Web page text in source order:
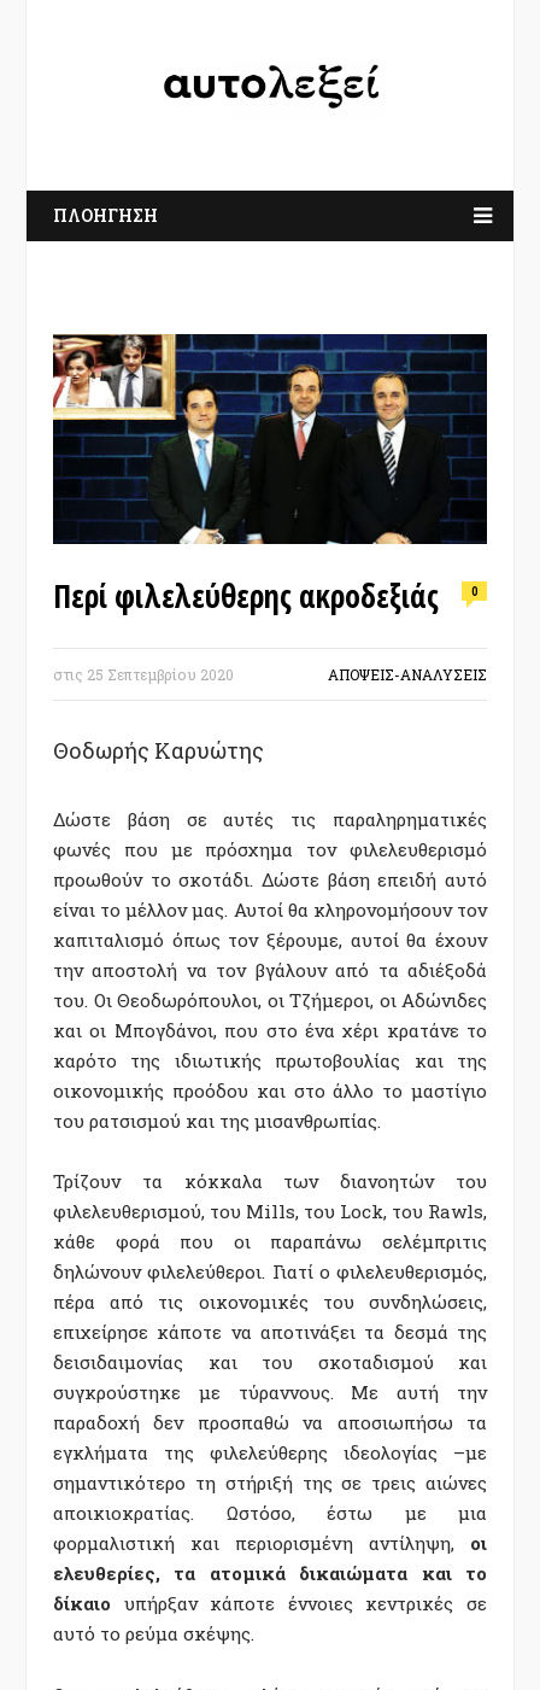
ΠΛΟΗΓΗΣΗ
Περί φιλελεύθερης ακροδεξιάς 0
στις 25 Σεπτεμβρίου 2020 ΑΠΟΨΕΙΣ-ΑΝΑΛΥΣΕΙΣ
Θοδωρής Καρυώτης
Δώστε βάση σε αυτές τις παραληρηματικές
φωνές που με πρόσχημα τον φιλελευθερισμό
προωθούν το σκοτάδι. Δώστε βάση επειδή αυτό
είναι το μέλλον μας. Αυτοί θα κληρονομήσουν τον
καπιταλισμό όπως τον ξέρουμε, αυτοί θα έχουν
την αποστολή να τον βγάλουν από τα αδιέξοδά
του. Οι Θεοδωρόπουλοι, οι Τζήμεροι, οι Αδώνιδες
και οι Μπογδάνοι, που στο ένα χέρι κρατάνε το
καρότο της ιδιωτικής πρωτοβουλίας και της
οικονομικής προόδου και στο άλλο το μαστίγιο
του ρατσισμού και της μισανθρωπίας.
Τρίζουν τα κόκκαλα των διανοητών του
φιλελευθερισμού, του Mills, του Lock, του Rawls,
κάθε φορά που οι παραπάνω σελέμπριτις
δηλώνουν φιλελεύθεροι. Γιατί ο φιλελευθερισμός,
πέρα από τις οικονομικές του συνδηλώσεις,
επιχείρησε κάποτε να αποτινάξει τα δεσμά της
δεισιδαιμονίας και του σκοταδισμού και
συγκρούστηκε με τύραννους. Με αυτή την
παραδοχή δεν προσπαθώ να αποσιωπήσω τα
εγκλήματα της φιλελεύθερης ιδεολογίας –με
σημαντικότερο τη στήριξή της σε τρεις αιώνες
αποικιοκρατίας. Ωστόσο, έστω με μια
φορμαλιστική και περιορισμένη αντίληψη, οι
ελευθερίες, τα ατομικά δικαιώματα και το
δίκαιο υπήρξαν κάποτε έννοιες κεντρικές σε
αυτό το ρεύμα σκέψης.